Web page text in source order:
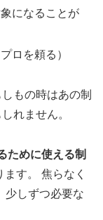
になることが
ロを頼る）
もの時はあの制
れません。
ために使える制
す。 焦らなく
少しずつ必要な